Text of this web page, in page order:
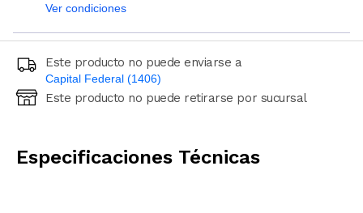
Ver condiciones
Este producto no puede enviarse a
Capital Federal (1406)
Ingresá código postal (sólo números)
Este producto no puede retirarse por sucursal
Especificaciones Técnicas